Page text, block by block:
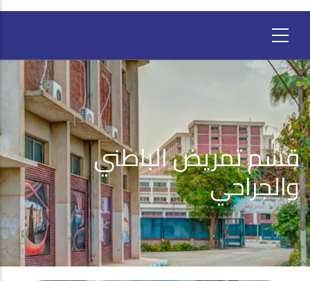
قسم تمريض الباطني
والجراحي